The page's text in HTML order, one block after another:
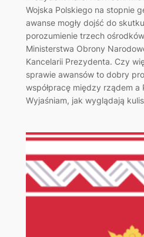
Wojska Polskiego na stopnie
awanse mogły dojść do
porozumienie trzech
Ministerstwa Obrony
Kancelarii Prezydenta. Czy
sprawie awansów to dobry
współpracę między rządem a
Wyjaśniam, jak wyglądają